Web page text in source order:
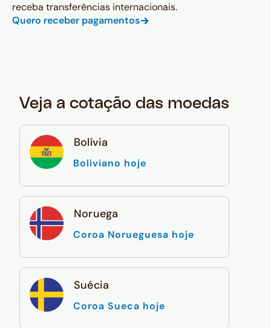
receba transferências internacionais.
Quero receber pagamentos
Veja a cotação das moedas
Bolívia
Boliviano hoje
Noruega
Coroa Norueguesa hoje
Suécia
Coroa Sueca hoje